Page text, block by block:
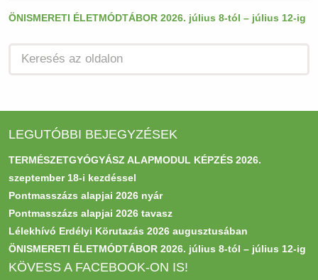
ÖNISMERETI ÉLETMÓDTÁBOR 2026. július 8-tól – július 12-ig
LEGUTÓBBI BEJEGYZÉSEK
TERMÉSZETGYÓGYÁSZ ALAPMODUL KÉPZÉS 2026.
szeptember 18-i kezdéssel
Pontmasszázs alapjai 2026 nyár
Pontmasszázs alapjai 2026 tavasz
Lélekhívó Erdélyi Körutazás 2026 augusztusában
ÖNISMERETI ÉLETMÓDTÁBOR 2026. július 8-tól – július 12-ig
KÖVESS A FACEBOOK-ON IS!